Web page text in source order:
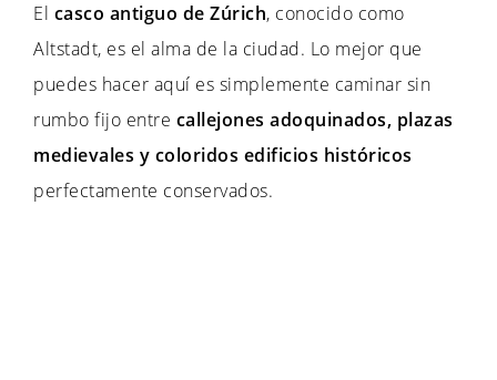
El casco antiguo de Zúrich, conocido como
Altstadt, es el alma de la ciudad. Lo mejor que
puedes hacer aquí es simplemente caminar sin
rumbo fijo entre callejones adoquinados, plazas
medievales y coloridos edificios históricos
perfectamente conservados.